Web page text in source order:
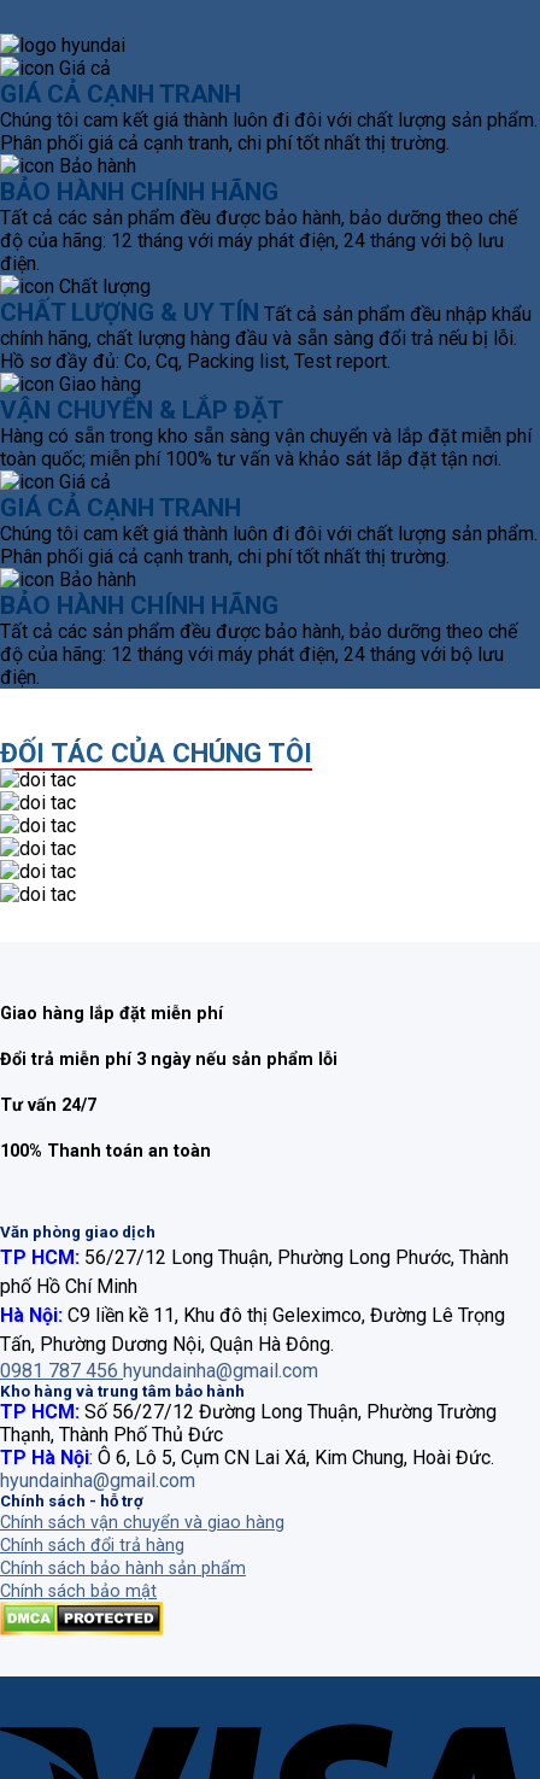
GIÁ CẢ CẠNH TRANH
Chúng tôi cam kết giá thành luôn đi đôi với chất lượng sản phẩm.
Phân phối giá cả cạnh tranh, chi phí tốt nhất thị trường.
BẢO HÀNH CHÍNH HÃNG
Tất cả các sản phẩm đều được bảo hành, bảo dưỡng theo chế
độ của hãng: 12 tháng với máy phát điện, 24 tháng với bộ lưu
điện.
CHẤT LƯỢNG & UY TÍN Tất cả sản phẩm đều nhập khẩu
chính hãng, chất lượng hàng đầu và sẵn sàng đổi trả nếu bị lỗi.
Hồ sơ đầy đủ: Co, Cq, Packing list, Test report.
VẬN CHUYỂN & LẮP ĐẶT
Hàng có sẵn trong kho sẵn sàng vận chuyển và lắp đặt miễn phí
toàn quốc; miễn phí 100% tư vấn và khảo sát lắp đặt tận nơi.
GIÁ CẢ CẠNH TRANH
Chúng tôi cam kết giá thành luôn đi đôi với chất lượng sản phẩm.
Phân phối giá cả cạnh tranh, chi phí tốt nhất thị trường.
BẢO HÀNH CHÍNH HÃNG
Tất cả các sản phẩm đều được bảo hành, bảo dưỡng theo chế
độ của hãng: 12 tháng với máy phát điện, 24 tháng với bộ lưu
điện.
ĐỐI TÁC CỦA CHÚNG TÔI
Giao hàng lắp đặt miễn phí
Đổi trả miễn phí 3 ngày nếu sản phẩm lỗi
Tư vấn 24/7
100% Thanh toán an toàn
Văn phòng giao dịch
TP HCM: 56/27/12 Long Thuận, Phường Long Phước, Thành
phố Hồ Chí Minh
Hà Nội: C9 liền kề 11, Khu đô thị Geleximco, Đường Lê Trọng
Tấn, Phường Dương Nội, Quận Hà Đông.
0981 787 456 hyundainha@gmail.com
Kho hàng và trung tâm bảo hành
TP HCM: Số 56/27/12 Đường Long Thuận, Phường Trường
Thạnh, Thành Phố Thủ Đức
TP Hà Nội: Ô 6, Lô 5, Cụm CN Lai Xá, Kim Chung, Hoài Đức.
hyundainha@gmail.com
Chính sách - hỗ trợ
Chính sách vận chuyển và giao hàng
Chính sách đổi trả hàng
Chính sách bảo hành sản phẩm
Chính sách bảo mật